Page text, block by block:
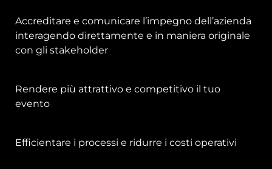
Accreditare e comunicare l’impegno dell’azienda
interagendo direttamente e in maniera originale
con gli stakeholder
Rendere più attrattivo e competitivo il tuo
evento
Efficientare i processi e ridurre i costi operativi